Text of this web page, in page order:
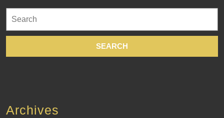
for:
Archives